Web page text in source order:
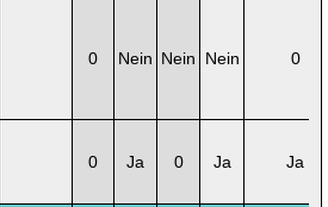
0 Nein Nein Nein 0
0 Ja 0 Ja Ja